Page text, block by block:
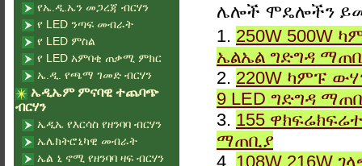
ሌሎች ሞዴሎችን
1. 250W 500W
ኤልኤል ግድግዳ
2. 220W ካምፑ
9 LED ግድግዳ
3. 155
ማጠቢያ
4. 108W 216W
የኤ.ዲ.ኤን መጋረጃ ብርሃን
የ LED ንጣፍ መብራት
የ LED ምስል
የ LED አምባቂ ጠቃሚ ምክር
ኤ.ዲ. የጫማ ገመድ ብርሃን
ኤዲኤም ምናባዊ ተጨባጭ
ብርሃን
ኤዲኤ የእርሳስ የዘንባባ ብርሃን
ኤሌክትሮኒካዊ መብራት
ኤል ኒ ኖሚ የዘንባባ ዛፍ ብርሃን